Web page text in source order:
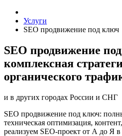
Услуги
SEO продвижение под ключ
SEO продвижение
комплексная
органического
и в других городах России и СНГ
SEO продвижение под ключ:
техническая оптимизация,
реализуем SEO-проект от А до Я